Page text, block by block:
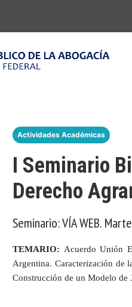
Actividades Académicas
I Seminario
Derecho
Seminario: VÍA WEB.
TEMARIO: Acuerdo Unión
Argentina. Caracterización de
Construcción de un Modelo